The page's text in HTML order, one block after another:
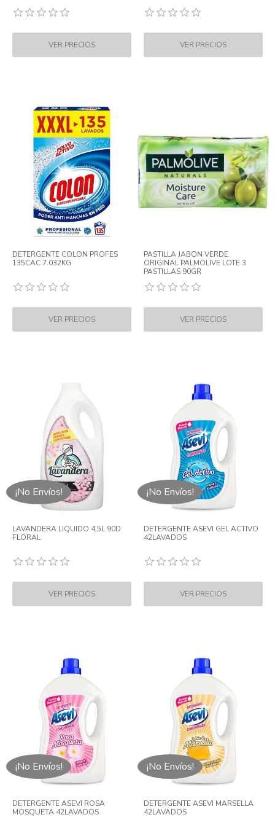
DETERGENTE COLON PROFES
135CAC 7.032KG
PASTILLA JABON VERDE
ORIGINAL PALMOLIVE LOTE 3
PASTILLAS 90GR
¡No Envíos!
LAVANDERA LIQUIDO 4,5L 90D
FLORAL
¡No Envíos!
DETERGENTE ASEVI GEL ACTIVO
42LAVADOS
¡No Envíos!
DETERGENTE ASEVI ROSA
MOSQUETA 42LAVADOS
¡No Envíos!
DETERGENTE ASEVI MARSELLA
42LAVADOS